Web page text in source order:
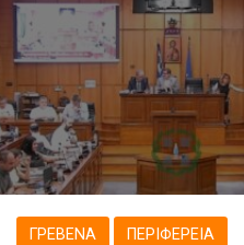
ΓΡΕΒΕΝΆ ΠΕΡΙΦΈΡΕΙΑ